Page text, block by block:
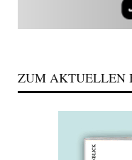
ZUM AKTUELLEN